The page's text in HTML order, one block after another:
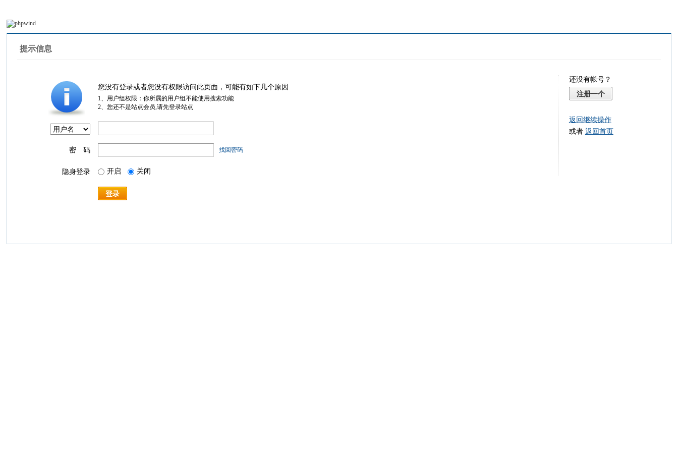
提示信息
您没有登录或者您没有权限访问此页面，可能有如下几个原因
1、用户组权限：你所属的用户组不能使用搜索功能
2、您还不是站点会员,请先登录站点
密 码 找回密码
隐身登录 开启 关闭
登录
还没有帐号？
注册一个
返回继续操作
或者 返回首页